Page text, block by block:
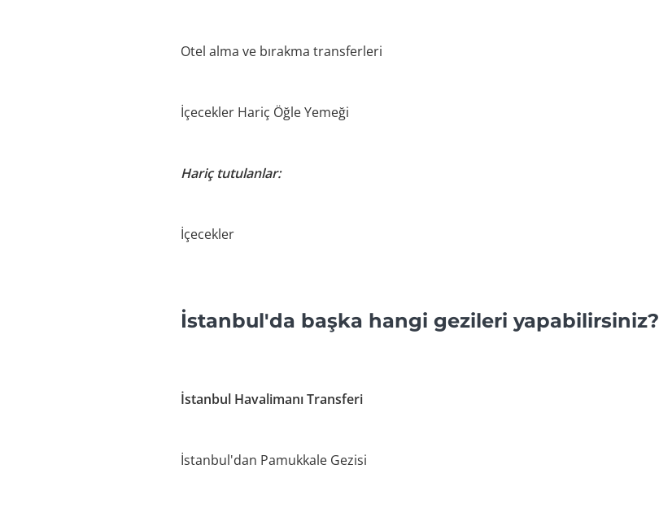
Otel alma ve bırakma transferleri
İçecekler Hariç Öğle Yemeği
Hariç tutulanlar:
İçecekler
İstanbul'da başka hangi gezileri yapabilirsiniz?
İstanbul Havalimanı Transferi
İstanbul'dan Pamukkale Gezisi